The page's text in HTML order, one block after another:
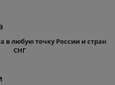
в любую точку России и стран
СНГ